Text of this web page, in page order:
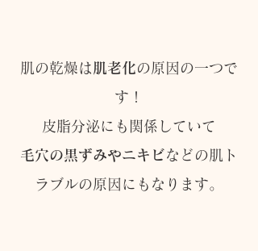
肌の乾燥は 肌老化の原因の一つで
す！
皮脂分泌にも関係していて
毛穴の黒ずみやニキビなどの肌ト
ラブルの原因にもなります。